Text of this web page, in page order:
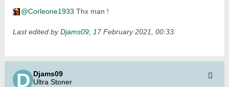
Corleone1933 Thx man !
Last edited byDjams09; 17 February 2021, 00:33
Djams09
Ultra Stoner